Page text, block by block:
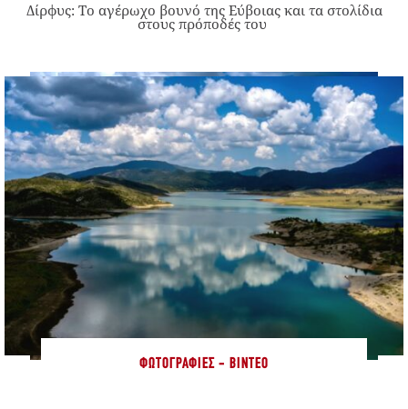
Δίρφυς: Το αγέρωχο βουνό της Εύβοιας και τα στολίδια
στους πρόποδές του
ΦΩΤΟΓΡΑΦΊΕΣ - ΒΊΝΤΕΟ